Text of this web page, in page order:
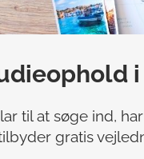
til at søge ind,
gratis